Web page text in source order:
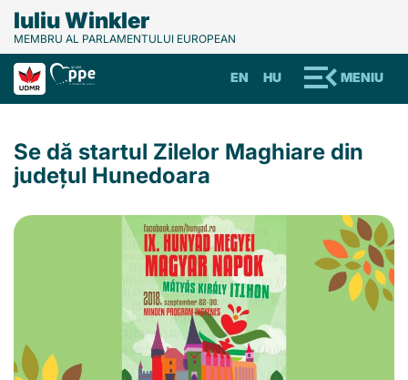
Iuliu Winkler
MEMBRU AL PARLAMENTULUI EUROPEAN
MENIU
HU
EN
Se dă startul Zilelor Maghiare din
județul Hunedoara